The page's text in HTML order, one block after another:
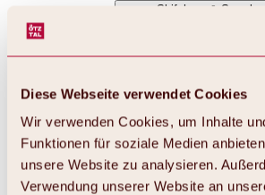
Diese Webseite verwendet Cookies
Wir verwenden Cookies, um Inhalte
Funktionen für soziale Medien
unsere Website zu analysieren.
Verwendung unserer Website an
Skifahren &